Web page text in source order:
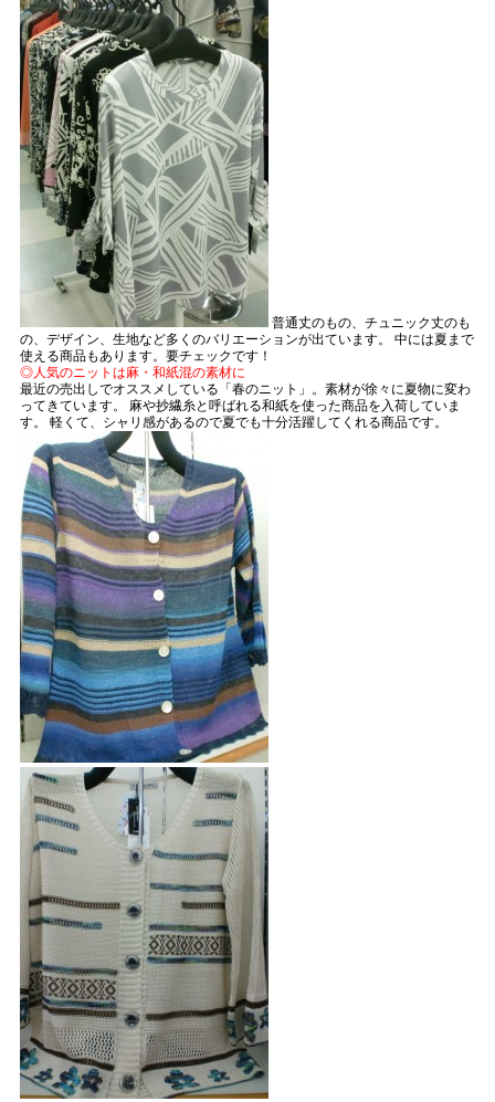
普通丈のもの、チュニック丈のも
の、デザイン、生地など多くのバリエーションが出ています。 中には夏まで
使える商品もあります。要チェックです！
◎人気のニットは麻・和紙混の素材に
最近の売出しでオススメしている「春のニット」。素材が徐々に夏物に変わ
ってきています。 麻や抄繊糸と呼ばれる和紙を使った商品を入荷していま
す。 軽くて、シャリ感があるので夏でも十分活躍してくれる商品です。